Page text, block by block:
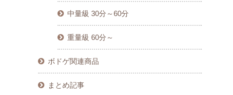
中量級 30分～60分
重量級 60分～
ボドゲ関連商品
まとめ記事